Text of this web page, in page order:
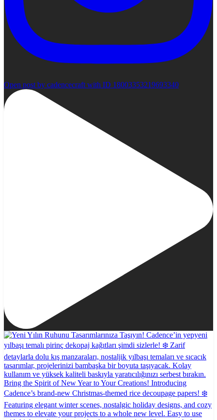
Open post by cadencecraft with ID 18003353219693340